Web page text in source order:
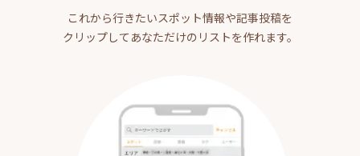
これから行きたいスポット情報や記事投稿を
クリップしてあなただけのリストを作れます。